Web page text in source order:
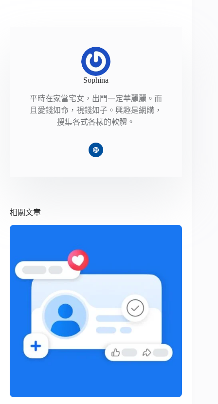
Sophina
平時在家當宅女，出門一定華麗麗。而
且愛錢如命，視錢如子。興趣是網購，
搜集各式各樣的軟體。
相關文章